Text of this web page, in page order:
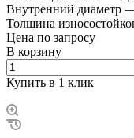
Внутренний диаметр
Толщина
Цена по запросу
В корзину
Купить в 1 клик